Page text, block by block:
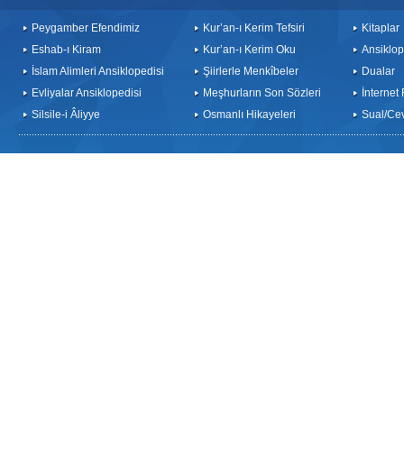
Peygamber Efendimiz
Eshab-ı Kiram
İslam Alimleri Ansiklopedisi
Evliyalar Ansiklopedisi
Silsile-i Âliyye
Kur’an-ı Kerim Tefsiri
Kur’an-ı Kerim Oku
Şiirlerle Menkîbeler
Meşhurların Son Sözleri
Osmanlı Hikayeleri
Kitaplar
Dualar
İnternet
Sual/